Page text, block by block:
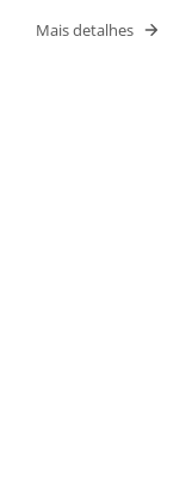
Mais detalhes